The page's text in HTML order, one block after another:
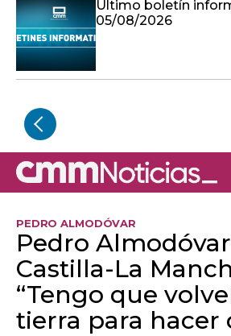
Último boletín
05/08/2026
PEDRO ALMODÓVAR
Pedro
Castilla-La
“Tengo que
tierra para hacer